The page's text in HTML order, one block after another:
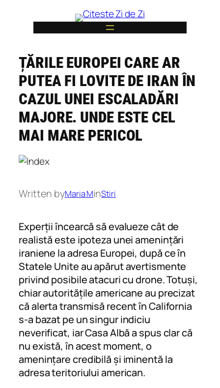
content
ȚĂRILE EUROPEI CARE AR
PUTEA FI LOVITE DE IRAN ÎN
CAZUL UNEI ESCALADĂRI
MAJORE. UNDE ESTE CEL
MAI MARE PERICOL
Written byMaria MinStiri
Experții încearcă să evalueze cât de
realistă este ipoteza unei amenințări
iraniene la adresa Europei, după ce în
Statele Unite au apărut avertismente
privind posibile atacuri cu drone. Totuși,
chiar autoritățile americane au precizat
că alerta transmisă recent în California
s-a bazat pe un singur indiciu
neverificat, iar Casa Albă a spus clar că
nu există, în acest moment, o
amenințare credibilă și iminentă la
adresa teritoriului american.
6